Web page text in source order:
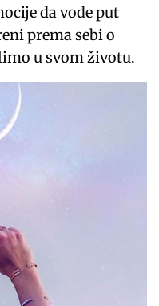
da vode put
prema sebi o
u svom životu.